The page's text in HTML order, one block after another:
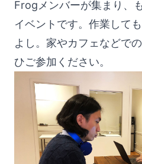
Frogメンバーが集まり、
イベントです。作業して
よし。家やカフェなどで
ひご参加ください。